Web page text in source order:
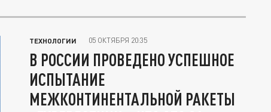
ТЕХНОЛОГИИ 05 ОКТЯБРЯ 20:35
В РОССИИ ПРОВЕДЕНО УСПЕШНОЕ
ИСПЫТАНИЕ
МЕЖКОНТИНЕНТАЛЬНОЙ РАКЕТЫ